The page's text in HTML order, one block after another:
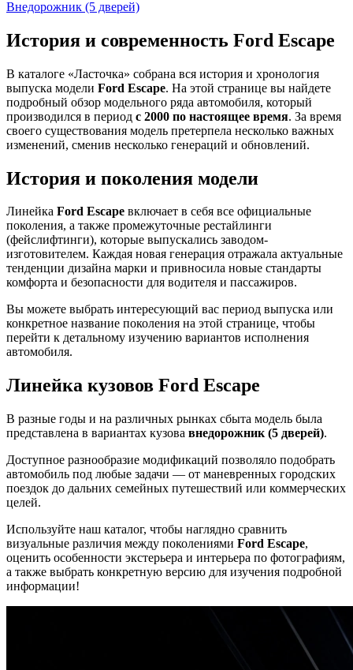
Внедорожник (5 дверей)
История и современность Ford Escape
В каталоге «Ласточка» собрана вся история и хронология
выпуска модели Ford Escape. На этой странице вы найдете
подробный обзор модельного ряда автомобиля, который
производился в период с 2000 по настоящее время. За время
своего существования модель претерпела несколько важных
изменений, сменив несколько генераций и обновлений.
История и поколения модели
Линейка Ford Escape включает в себя все официальные
поколения, а также промежуточные рестайлинги
(фейслифтинги), которые выпускались заводом-
изготовителем. Каждая новая генерация отражала актуальные
тенденции дизайна марки и привносила новые стандарты
комфорта и безопасности для водителя и пассажиров.
Вы можете выбрать интересующий вас период выпуска или
конкретное название поколения на этой странице, чтобы
перейти к детальному изучению вариантов исполнения
автомобиля.
Линейка кузовов Ford Escape
В разные годы и на различных рынках сбыта модель была
представлена в вариантах кузова внедорожник (5 дверей).
Доступное разнообразие модификаций позволяло подобрать
автомобиль под любые задачи — от маневренных городских
поездок до дальних семейных путешествий или коммерческих
целей.
Используйте наш каталог, чтобы наглядно сравнить
визуальные различия между поколениями Ford Escape,
оценить особенности экстерьера и интерьера по фотографиям,
а также выбрать конкретную версию для изучения подробной
информации!